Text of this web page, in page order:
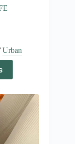
Urban